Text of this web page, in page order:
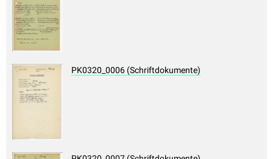
PK0320_0006 (Schriftdokumente)